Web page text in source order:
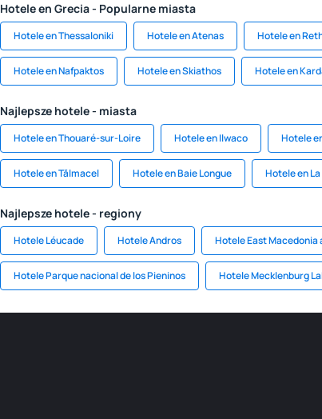
Hotele en Grecia - Popularne miasta
Hotele en Thessaloniki Hotele en Atenas Hotele en
Hotele en Nafpaktos Hotele en Skiathos Hotele en
Najlepsze hotele - miasta
Hotele en Thouaré-sur-Loire Hotele en Ilwaco Hotele
Hotele en Tălmacel Hotele en Baie Longue Hotele en
Najlepsze hotele - regiony
Hotele Léucade Hotele Andros Hotele East Macedonia
Hotele Parque nacional de los Pieninos Hotele Mecklenburg